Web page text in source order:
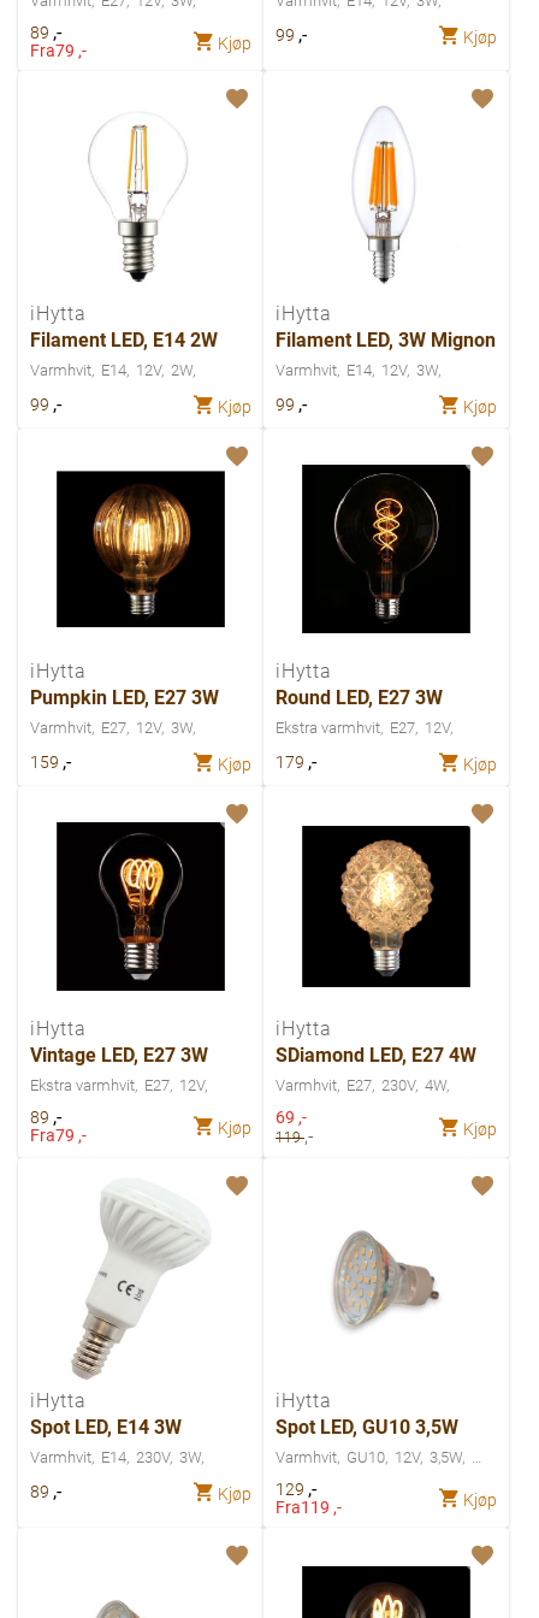
89 ,-
Fra79 ,- Kjøp 99 ,- Kjøp
iHytta
Filament LED, E14 2W
Varmhvit E14 12V 2W
99 ,- Kjøp
iHytta
Filament LED, 3W Mignon
Varmhvit E14 12V 3W
99 ,- Kjøp
iHytta
Pumpkin LED, E27 3W
Varmhvit E27 12V 3W
159 ,- Kjøp
iHytta
Round LED, E27 3W
Ekstra varmhvit E27 12V
179 ,- Kjøp
iHytta
Vintage LED, E27 3W
Ekstra varmhvit E27 12V
89 ,-
Fra79 ,- Kjøp
iHytta
SDiamond LED, E27 4W
Varmhvit E27 230V 4W
Spesialpris
69 ,-
119,- Kjøp
iHytta
Spot LED, E14 3W
Varmhvit E14 230V 3W
89 ,- Kjøp
iHytta
Spot LED, GU10 3,5W
Varmhvit GU10 12V 3,5W
129 ,-
Fra119 ,- Kjøp